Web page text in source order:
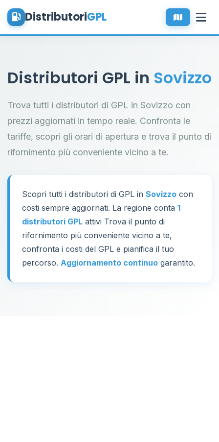
DistributoriGPL
Distributori GPL in Sovizzo
Trova tutti i distributori di GPL in Sovizzo con
prezzi aggiornati in tempo reale. Confronta le
tariffe, scopri gli orari di apertura e trova il punto di
rifornimento più conveniente vicino a te.
Scopri tutti i distributori di GPL in Sovizzo con
costi sempre aggiornati. La regione conta 1
distributori GPL attivi Trova il punto di
rifornimento più conveniente vicino a te,
confronta i costi del GPL e pianifica il tuo
percorso. Aggiornamento continuo garantito.